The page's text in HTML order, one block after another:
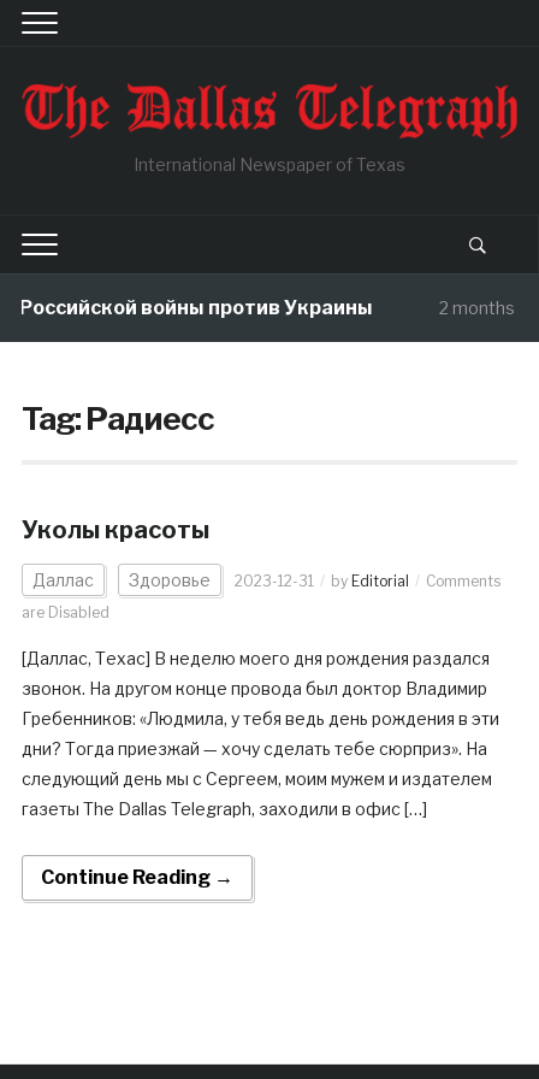
International Newspaper of Texas
Российской войны против Украины 2 months
Tag:Радиесс
Уколы красоты
Даллас Здоровье 2023-12-31 by Editorial
Comments
are Disabled
[Даллас, Техас] В неделю моего дня рождения раздался
звонок. На другом конце провода был доктор Владимир
Гребенников: «Людмила, у тебя ведь день рождения в эти
дни? Тогда приезжай — хочу сделать тебе сюрприз». На
следующий день мы с Сергеем, моим мужем и издателем
газеты The Dallas Telegraph, заходили в офис […]
Continue Reading →